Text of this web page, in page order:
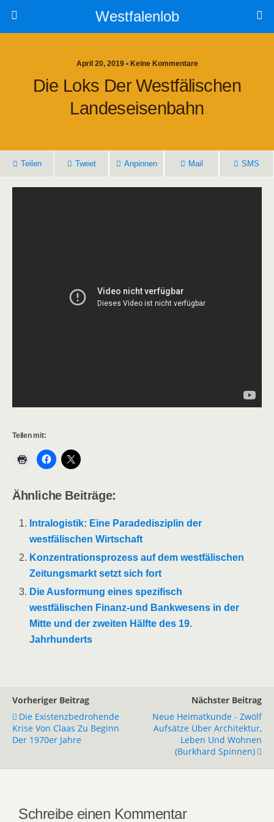
Westfalenlob
April 20, 2019 • Keine Kommentare
Die Loks Der Westfälischen
Landeseisenbahn
Teilen Tweet Anpinnen Mail SMS
Teilen mit:
Ähnliche Beiträge:
Intralogistik: Eine Paradedisziplin der
westfälischen Wirtschaft
Konzentrationsprozess auf dem westfälischen
Zeitungsmarkt setzt sich fort
Die Ausformung eines spezifisch
westfälischen Finanz-und Bankwesens in der
Mitte und der zweiten Hälfte des 19.
Jahrhunderts
Vorheriger Beitrag
Die Existenzbedrohende
Krise Von Claas Zu Beginn
Der 1970er Jahre
Nächster Beitrag
Neue Heimatkunde - Zwölf
Aufsätze Über Architektur,
Leben Und Wohnen
(Burkhard Spinnen)
Schreibe einen Kommentar